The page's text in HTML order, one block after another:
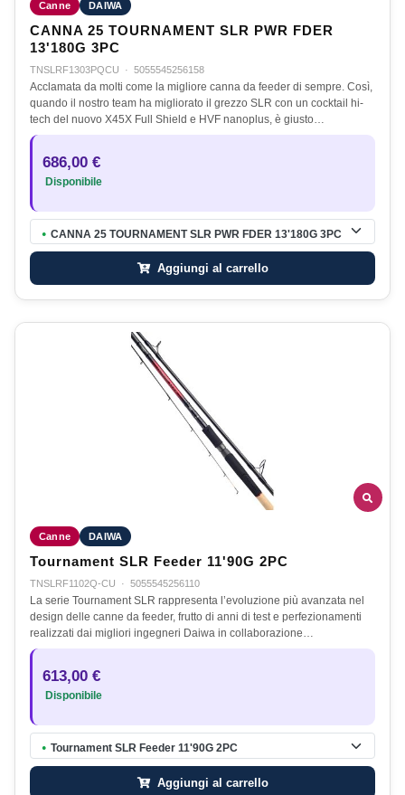
Canne DAIWA
CANNA 25 TOURNAMENT SLR PWR FDER
13'180G 3PC
TNSLRF1303PQCU · 5055545256158
Acclamata da molti come la migliore canna da feeder di sempre. Così,
quando il nostro team ha migliorato il grezzo SLR con un cocktail hi-
tech del nuovo X45X Full Shield e HVF nanoplus, è giusto…
686,00 €
Disponibile
● CANNA 25 TOURNAMENT SLR PWR FDER 13'180G 3PC
Aggiungi al carrello
Canne DAIWA
Tournament SLR Feeder 11'90G 2PC
TNSLRF1102Q-CU · 5055545256110
La serie Tournament SLR rappresenta l’evoluzione più avanzata nel
design delle canne da feeder, frutto di anni di test e perfezionamenti
realizzati dai migliori ingegneri Daiwa in collaborazione…
613,00 €
Disponibile
● Tournament SLR Feeder 11'90G 2PC
Aggiungi al carrello